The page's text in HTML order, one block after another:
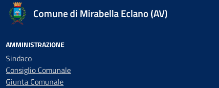
Comune di Mirabella Eclano (AV)
AMMINISTRAZIONE
Sindaco
Consiglio Comunale
Giunta Comunale